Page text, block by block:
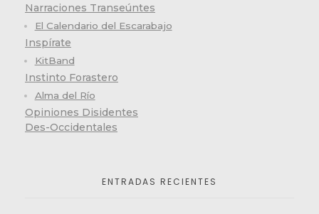
Narraciones Transeúntes
El Calendario del Escarabajo
Inspírate
KitBand
Instinto Forastero
Alma del Río
Opiniones Disidentes
Des-Occidentales
ENTRADAS RECIENTES